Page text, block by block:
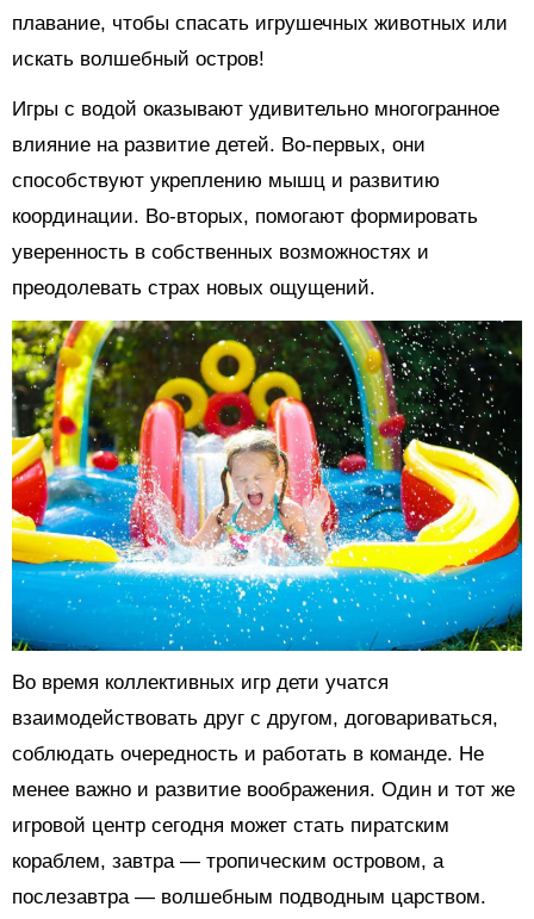
плавание, чтобы спасать игрушечных животных или
искать волшебный остров!
Игры с водой оказывают удивительно многогранное
влияние на развитие детей. Во-первых, они
способствуют укреплению мышц и развитию
координации. Во-вторых, помогают формировать
уверенность в собственных возможностях и
преодолевать страх новых ощущений.
Во время коллективных игр дети учатся
взаимодействовать друг с другом, договариваться,
соблюдать очередность и работать в команде. Не
менее важно и развитие воображения. Один и тот же
игровой центр сегодня может стать пиратским
кораблем, завтра — тропическим островом, а
послезавтра — волшебным подводным царством.